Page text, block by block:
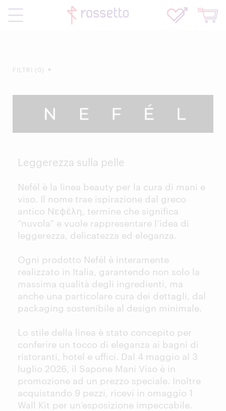
FILTRI 0
Leggerezza sulla pelle
Nefél è la linea beauty per la cura di mani e
viso. Il nome trae ispirazione dal greco
antico Νεϕέλη, termine che significa
“nuvola” e vuole rappresentare l’idea di
leggerezza, delicatezza ed eleganza.
Ogni prodotto Nefél è interamente
realizzato in Italia, garantendo non solo la
massima qualità degli ingredienti, ma
anche una particolare cura dei dettagli, dal
packaging sostenibile al design minimale.
Lo stile della linea è stato concepito per
conferire un tocco di eleganza ai bagni di
ristoranti, hotel e uffici. Dal 4 maggio al 3
luglio 2026, il Sapone Mani Viso è in
promozione ad un prezzo speciale. Inoltre
acquistando 9 pezzi, ricevi in omaggio 1
Wall Kit per un’esposizione impeccabile.